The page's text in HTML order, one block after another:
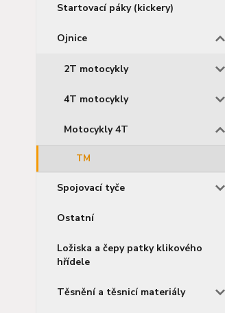
Startovací páky (kickery)
Ojnice
2T motocykly
4T motocykly
Motocykly 4T
TM
Spojovací tyče
Ostatní
Ložiska a čepy patky klikového
hřídele
Těsnění a těsnicí materiály